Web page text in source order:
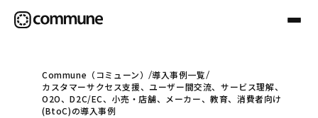
Communeについて
Commune（コミューン）
導入事例一覧
カスタマーサクセス支援、ユーザー間交流、サービス理解、
O2O、D2C/EC、小売・店舗、メーカー、教育、消費者向け
(BtoC)の導入事例